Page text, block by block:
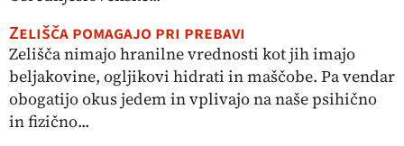
Zelišča pomagajo pri prebavi
Zelišča nimajo hranilne vrednosti kot jih imajo
beljakovine, ogljikovi hidrati in maščobe. Pa vendar
obogatijo okus jedem in vplivajo na naše psihično
in fizično...